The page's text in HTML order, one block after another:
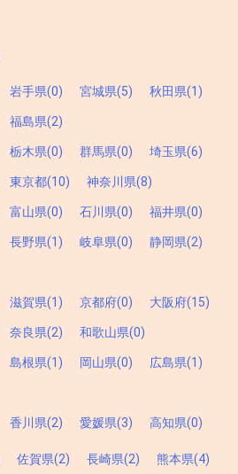
岩手県(0) 宮城県(5) 秋田県(1)
福島県(2)
栃木県(0) 群馬県(0) 埼玉県(6)
東京都(10) 神奈川県(8)
富山県(0) 石川県(0) 福井県(0)
長野県(1) 岐阜県(0) 静岡県(2)
滋賀県(1) 京都府(0) 大阪府(15)
奈良県(2) 和歌山県(0)
島根県(1) 岡山県(0) 広島県(1)
香川県(2) 愛媛県(3) 高知県(0)
佐賀県(2) 長崎県(2) 熊本県(4)